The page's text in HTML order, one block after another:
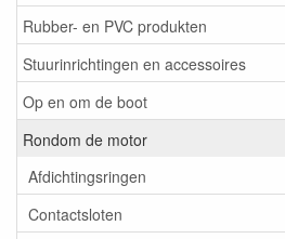
Rubber- en PVC produkten
Stuurinrichtingen en accessoires
Op en om de boot
Rondom de motor
Afdichtingsringen
Contactsloten